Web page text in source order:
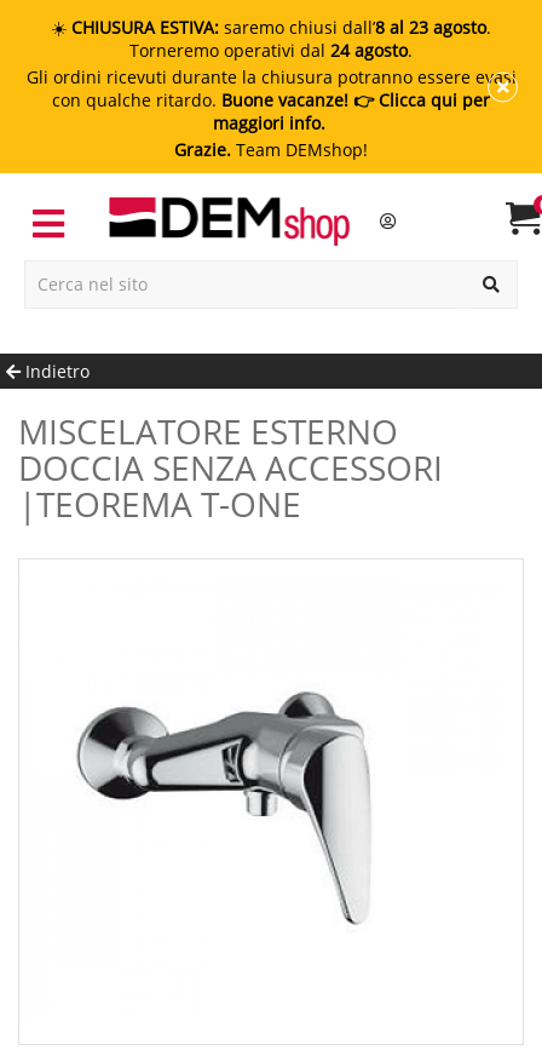
☀️ CHIUSURA ESTIVA: saremo chiusi dall’8 al 23 agosto.
Torneremo operativi dal 24 agosto.
Gli ordini ricevuti durante la chiusura potranno essere evasi
con qualche ritardo. Buone vacanze! 👉 Clicca qui per
maggiori info.
Grazie. Team DEMshop!
Indietro
MISCELATORE ESTERNO
DOCCIA SENZA ACCESSORI
|TEOREMA T-ONE